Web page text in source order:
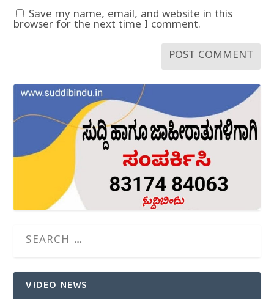
Save my name, email, and website in this
browser for the next time I comment.
VIDEO NEWS